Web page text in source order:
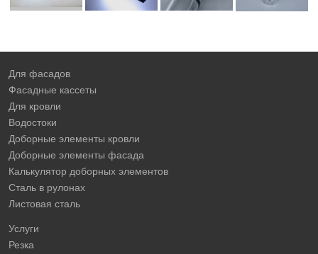
Для фасадов
Фасадные кассеты
Для кровли
Водостоки
Доборные элементы кровли
Доборные элементы фасада
Калькулятор доборных элементов
Сталь в рулонах
Листовая сталь
Услуги
Резка